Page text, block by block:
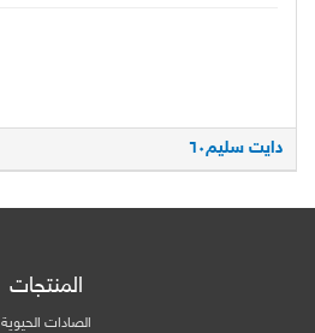
دايت سليم٦۰
المنتجات
الصادات الحيوية